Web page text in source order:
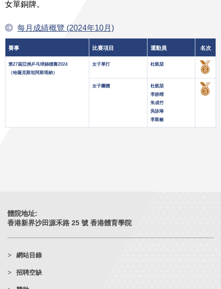
女單銅牌。
每月成績概覽 (2024年10月)
賽事 比賽項目 運動員 名次
第27屆亞洲乒乓球錦標賽2024
（哈薩克斯坦阿斯塔納）
女子單打 杜凱琹
女子團體
杜凱琹
李皓晴
朱成竹
吳詠琳
李凱敏
體院地址:
香港新界沙田源禾路 25 號 香港體育學院
網站目錄
招聘空缺